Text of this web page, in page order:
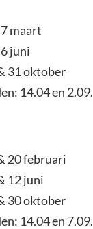
maart
juni
31 oktober
14.04 en 2.09.
20 februari
12 juni
30 oktober
14.04 en 7.09.